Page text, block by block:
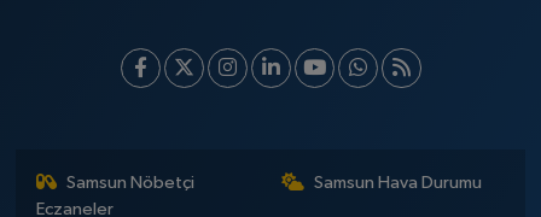
Samsun Nöbetçi
Eczaneler
Samsun Hava Durumu